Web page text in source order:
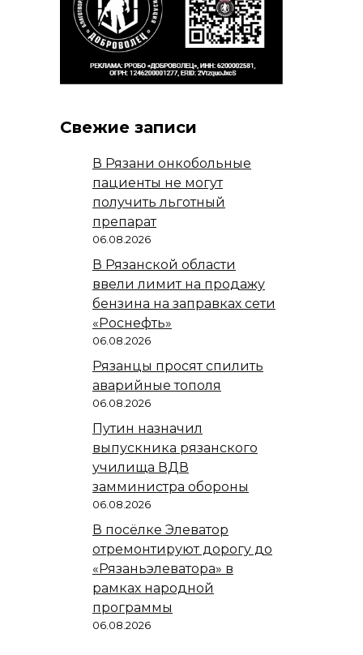
Свежие записи
В Рязани онкобольные
пациенты не могут
получить льготный
препарат
06.08.2026
В Рязанской области
ввели лимит на продажу
бензина на заправках сети
«Роснефть»
06.08.2026
Рязанцы просят спилить
аварийные тополя
06.08.2026
Путин назначил
выпускника рязанского
училища ВДВ
замминистра обороны
06.08.2026
В посёлке Элеватор
отремонтируют дорогу до
«Рязаньэлеватора» в
рамках народной
программы
06.08.2026